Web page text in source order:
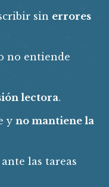
sin errores
no entiende
lectora.
y no mantiene la
ante las tareas